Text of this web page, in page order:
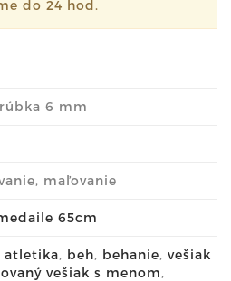
do 24 hod.
6 mm
maľovanie
65cm
atletika, beh, behanie, vešiak
vešiak s menom,